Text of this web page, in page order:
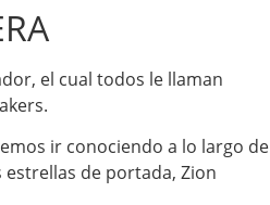
el cual todos le llaman
ir conociendo a lo largo de
de portada, Zion